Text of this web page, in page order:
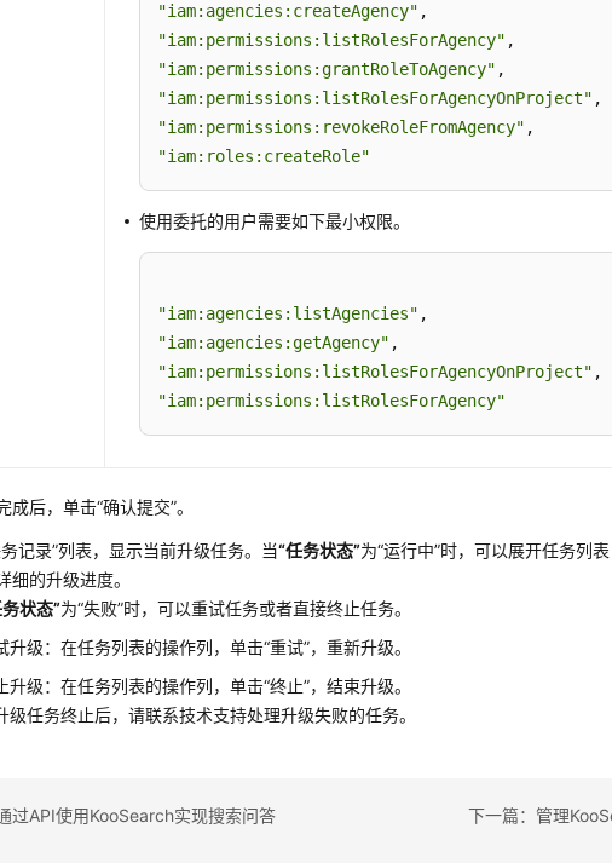
"iam:agencies:createAgency"
"iam:permissions:listRolesForAgency"
"iam:permissions:grantRoleToAgency"
"iam:permissions:listRolesForAgencyOnProject"
"iam:permissions:revokeRoleFromAgency"
"iam:roles:createRole"
使用委托的用户需要如下最小权限。
"iam:agencies:listAgencies"
"iam:agencies:getAgency"
"iam:permissions:listRolesForAgencyOnProject"
"iam:permissions:listRolesForAgency"
成后，单击“确认提交”。
记录”列表，显示当前升级任务。当“任务状态”为“运行中”时，可以展开任务列
细的升级进度。
状态”为“失败”时，可以重试任务或者直接终止任务。
升级：在任务列表的操作列，单击“重试”，重新升级。
升级：在任务列表的操作列，单击“终止”，结束升级。
级任务终止后，请联系技术支持处理升级失败的任务。
过API使用KooSearch实现搜索问答 下一篇：管理